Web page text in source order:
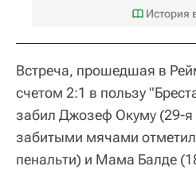
История
Встреча, прошедшая в
счетом 2:1 в пользу
забил Джозеф Окуму (29-я
забитыми мячами
пенальти) и Мама Балде